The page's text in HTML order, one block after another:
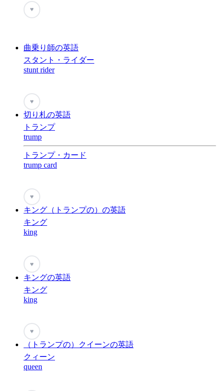
♥
曲乗り師の英語
スタント・ライダー
stunt rider
♥
切り札の英語
トランプ
trump
トランプ・カード
trump card
♥
キング（トランプの）の英語
キング
king
♥
キングの英語
キング
king
♥
（トランプの）クイーンの英語
クィーン
queen